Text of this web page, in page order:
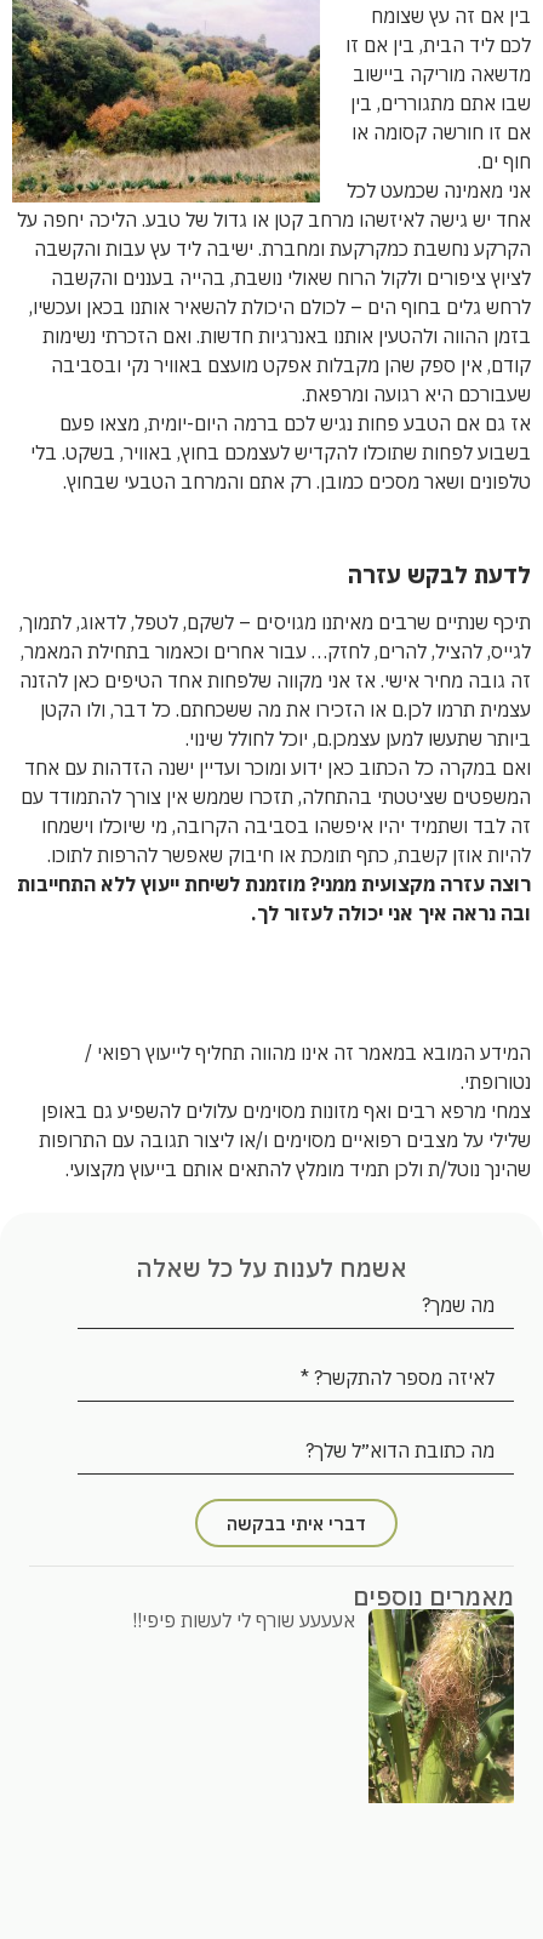
בין אם זה עץ שצומח
לכם ליד הבית, בין אם זו
מדשאה מוריקה ביישוב
שבו אתם מתגוררים, בין
אם זו חורשה קסומה או
חוף ים.
אני מאמינה שכמעט לכל
אחד יש גישה לאיזשהו מרחב קטן או גדול של טבע. הליכה יחפה על
הקרקע נחשבת כמקרקעת ומחברת. ישיבה ליד עץ עבות והקשבה
לציוץ ציפורים ולקול הרוח שאולי נושבת, בהייה בעננים והקשבה
לרחש גלים בחוף הים – לכולם היכולת להשאיר אותנו בכאן ועכשיו,
בזמן ההווה ולהטעין אותנו באנרגיות חדשות. ואם הזכרתי נשימות
קודם, אין ספק שהן מקבלות אפקט מועצם באוויר נקי ובסביבה
שעבורכם היא רגועה ומרפאת.
אז גם אם הטבע פחות נגיש לכם ברמה היום-יומית, מצאו פעם
בשבוע לפחות שתוכלו להקדיש לעצמכם בחוץ, באוויר, בשקט. בלי
טלפונים ושאר מסכים כמובן. רק אתם והמרחב הטבעי שבחוץ.
לדעת לבקש עזרה
תיכף שנתיים שרבים מאיתנו מגויסים – לשקם, לטפל, לדאוג, לתמוך,
לגייס, להציל, להרים, לחזק… עבור אחרים וכאמור בתחילת המאמר,
זה גובה מחיר אישי. אז אני מקווה שלפחות אחד הטיפים כאן להזנה
עצמית תרמו לכן.ם או הזכירו את מה ששכחתם. כל דבר, ולו הקטן
ביותר שתעשו למען עצמכן.ם, יוכל לחולל שינוי.
ואם במקרה כל הכתוב כאן ידוע ומוכר ועדיין ישנה הזדהות עם אחד
המשפטים שציטטתי בהתחלה, תזכרו שממש אין צורך להתמודד עם
זה לבד ושתמיד יהיו איפשהו בסביבה הקרובה, מי שיוכלו וישמחו
להיות אוזן קשבת, כתף תומכת או חיבוק שאפשר להרפות לתוכו.
רוצה עזרה מקצועית ממני? מוזמנת לשיחת ייעוץ ללא התחייבות
ובה נראה איך אני יכולה לעזור לך.
המידע המובא במאמר זה אינו מהווה תחליף לייעוץ רפואי /
נטורופתי.
צמחי מרפא רבים ואף מזונות מסוימים עלולים להשפיע גם באופן
שלילי על מצבים רפואיים מסוימים ו/או ליצור תגובה עם התרופות
שהינך נוטל/ת ולכן תמיד מומלץ להתאים אותם בייעוץ מקצועי.
אשמח לענות על כל שאלה
דברי איתי בבקשה
מאמרים נוספים
אעעעע שורף לי לעשות פיפי!!